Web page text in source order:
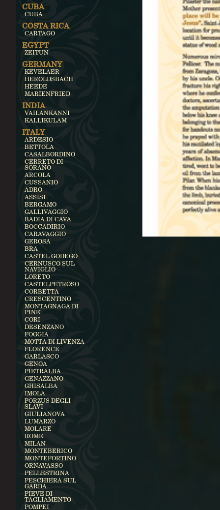
CUBA
CUBA
COSTA RICA
CARTAGO
EGYPT
ZEITUN
GERMANY
KEVELAER
HEROLDSBACH
HEEDE
MARIENFRIED
INDIA
VAILANKANNI
KALLIKULAM
ITALY
ARDESIO
BETTOLA
CASALBORDINO
CERRETO DI
SORANO
ARCOLA
CUSSANIO
ADRO
ASSISI
BERGAMO
GALLIVAGGIO
BADIA DI CAVA
BOCCADIRIO
CARAVAGGIO
GEROSA
BRA
CASTEL GODEGO
CERNUSCO SUL
NAVIGLIO
LORETO
CASTELPETROSO
CORBETTA
CRESCENTINO
MONTAGNAGA DI
PINE'
CORI
DESENZANO
FOGGIA
MOTTA DI LIVENZA
FLORENCE
GARLASCO
GENOA
PIETRALBA
GENAZZANO
GHISALBA
IMOLA
PORZUS DEGLI
SLAVI
GIULIANOVA
LUMARZO
MOLARE
ROME
MILAN
MONTEBERICO
MONTEFORTINO
ORNAVASSO
PELLESTRINA
PESCHIERA SUL
GARDA
PIEVE DI
TAGLIAMENTO
POMPEI